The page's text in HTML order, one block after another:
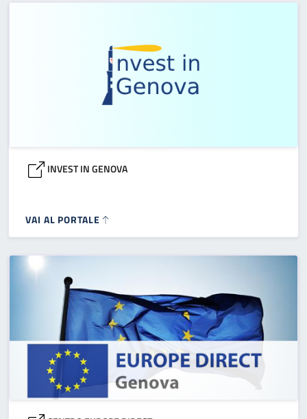
INVEST IN GENOVA
VAI AL PORTALE